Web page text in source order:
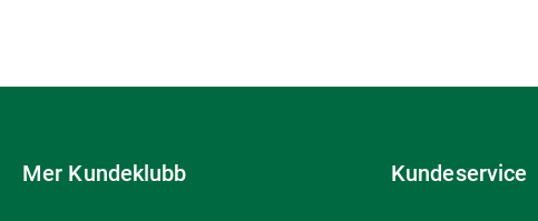
Mer Kundeklubb Kundeservice